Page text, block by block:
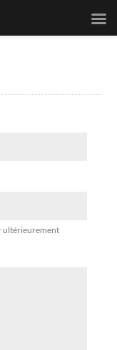
ultérieurement